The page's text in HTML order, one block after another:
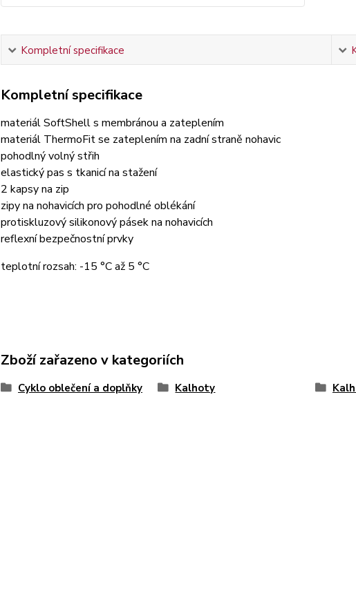
Kompletní specifikace
Kompletní specifikace
materiál SoftShell s membránou a zateplením
materiál ThermoFit se zateplením na zadní straně nohavic
pohodlný volný střih
elastický pas s tkanicí na stažení
2 kapsy na zip
zipy na nohavicích pro pohodlné oblékání
protiskluzový silikonový pásek na nohavicích
reflexní bezpečnostní prvky
teplotní rozsah: -15 °C až 5 °C
Zboží zařazeno v kategoriích
Cyklo oblečení a doplňky Kalhoty